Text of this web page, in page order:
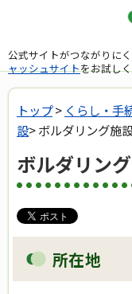
公式サイトがつながりに
ャッシュサイトをお試し
トップ> くらし・手
設> ボルダリング施
ボルダリン
所在地